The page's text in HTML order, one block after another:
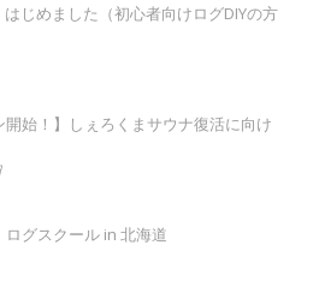
はじめました（初心者向けログDIYの方
開始！】しぇろくまサウナ復活に向け
ログスクール in 北海道